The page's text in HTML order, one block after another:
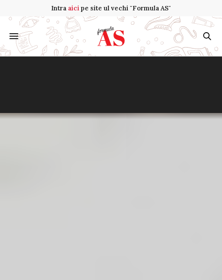
Intra aicipe site ul vechi "Formula AS"